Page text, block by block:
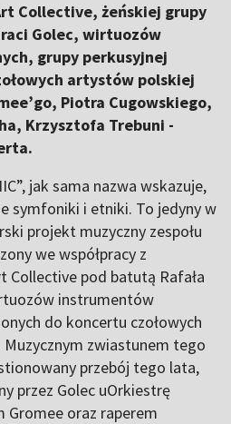
Collective, żeńskiej grupy
Golec, wirtuozów
grupy perkusyjnej
artystów polskiej
Piotra Cugowskiego,
Krzysztofa Trebuni -
jak sama nazwa wskazuje,
symfoniki i etniki. To jedyny w
projekt muzyczny zespołu
we współpracy z
Collective pod batutą Rafała
instrumentów
do koncertu czołowych
zwiastunem tego
przebój tego lata,
przez Golec uOrkiestrę
Gromee oraz raperem